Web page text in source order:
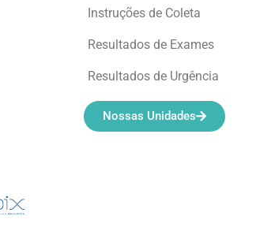
Instruções de Coleta
Resultados de Exames
Resultados de Urgência
Nossas Unidades